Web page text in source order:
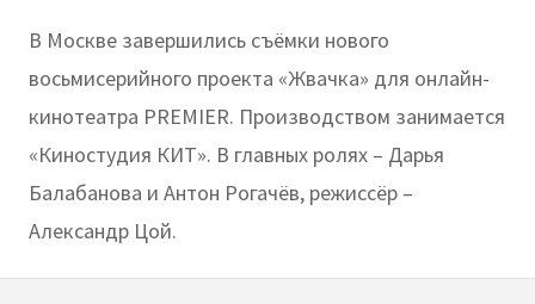
В Москве завершились съёмки нового
восьмисерийного проекта «Жвачка» для онлайн-
кинотеатра PREMIER. Производством занимается
«Киностудия КИТ». В главных ролях – Дарья
Балабанова и Антон Рогачёв, режиссёр –
Александр Цой.